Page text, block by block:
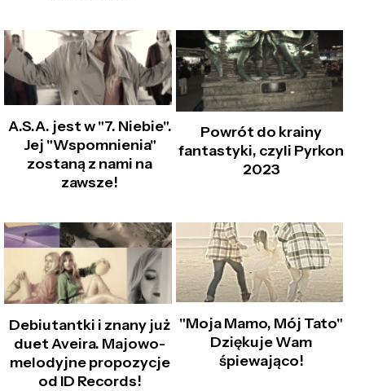
A.S.A. jest w "7. Niebie".
Jej "Wspomnienia"
zostaną z nami na
zawsze!
Powrót do krainy
fantastyki, czyli Pyrkon
2023
Debiutantki i znany już
duet Aveira. Majowo-
melodyjne propozycje
od ID Records!
"Moja Mamo, Mój Tato"
Dziękuje Wam
śpiewająco!